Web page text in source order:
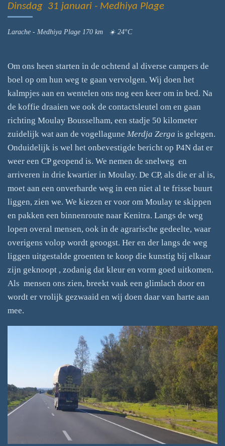
Dinsdag 31 januari - Medhiya Plage
Larache - Medhiya Plage 170 km ☀️ 24°C
Om ons heen starten in de ochtend al diverse campers de
boel op om hun weg te gaan vervolgen. Wij doen het
kalmpjes aan en wentelen ons nog een keer om in bed. Na
de koffie draaien we ook de contactsleutel om en gaan
richting Moulay Bousselham, een stadje 50 kilometer
zuidelijk wat aan de vogellagune Merdja Zerga is gelegen.
Onduidelijk is wel het onbevestigde bericht op P4N dat er
weer een CP geopend is. We nemen de snelweg en
arriveren in drie kwartier in Moulay. De CP, als die er al is,
moet aan een onverharde weg in een niet al te frisse buurt
liggen, zien we. We kiezen er voor om Moulay te skippen
en pakken een binnenroute naar Kenitra. Langs de weg
lopen overal mensen, ook in de agrarische gedeelte, waar
overigens volop wordt geoogst. Her en der langs de weg
liggen uitgestalde groenten te koop die kunstig bij elkaar
zijn geknoopt , zodanig dat kleur en vorm goed uitkomen.
Als mensen ons zien, breekt vaak een glimlach door en
wordt er vrolijk gezwaaid en wij doen daar van harte aan
mee.